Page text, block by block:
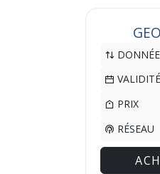
VALIDITÉ
PRIX
RÉSEAU